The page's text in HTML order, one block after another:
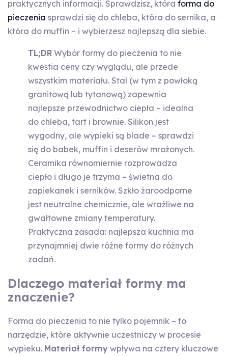
praktycznych informacji. Sprawdzisz, która forma do
pieczenia sprawdzi się do chleba, która do sernika, a
która do muffin – i wybierzesz najlepszą dla siebie.
TL;DR Wybór formy do pieczenia to nie
kwestia ceny czy wyglądu, ale przede
wszystkim materiału. Stal (w tym z powłoką
granitową lub tytanową) zapewnia
najlepsze przewodnictwo ciepła – idealna
do chleba, tart i brownie. Silikon jest
wygodny, ale wypieki są blade – sprawdzi
się do babek, muffin i deserów mrożonych.
Ceramika równomiernie rozprowadza
ciepło i długo je trzyma – świetna do
zapiekanek i serników. Szkło żaroodporne
jest neutralne chemicznie, ale wrażliwe na
gwałtowne zmiany temperatury.
Praktyczna zasada: najlepsza kuchnia ma
przynajmniej dwie różne formy do różnych
zadań.
Dlaczego materiał formy ma
znaczenie?
Forma do pieczenia to nie tylko pojemnik – to
narzędzie, które aktywnie uczestniczy w procesie
wypieku. Materiał formy wpływa na cztery kluczowe